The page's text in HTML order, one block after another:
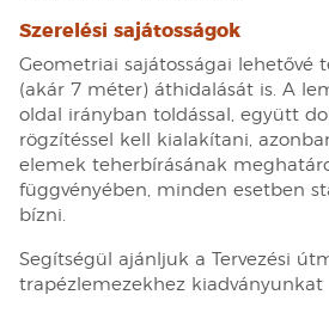
Szerelési sajátosságok
Geometriai sajátosságai lehetővé
(akár 7 méter) áthidalását is. A
oldal irányban toldással, együtt
rögzítéssel kell kialakítani,
elemek teherbírásának
függvényében, minden esetben
bízni.
Segítségül ajánljuk a Tervezési
trapézlemezekhez kiadványunkat